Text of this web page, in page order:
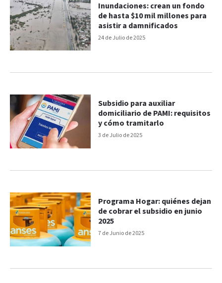
24 de Julio de 2025
Inundaciones: crean un fondo
de hasta $10 mil millones para
asistir a damnificados
3 de Julio de 2025
Subsidio para auxiliar
domiciliario de PAMI: requisitos
y cómo tramitarlo
7 de Junio de 2025
Programa Hogar: quiénes dejan
de cobrar el subsidio en junio
2025